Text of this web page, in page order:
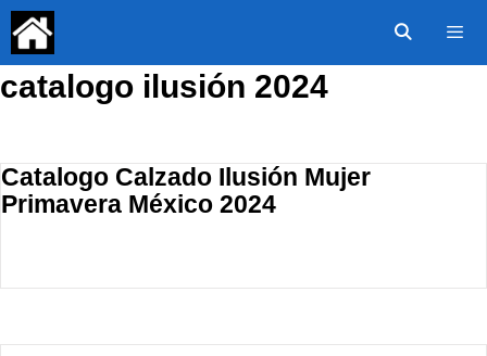
Saltar
contenido
catalogo ilusión 2024
Catalogo Calzado Ilusión Mujer
Primavera México 2024